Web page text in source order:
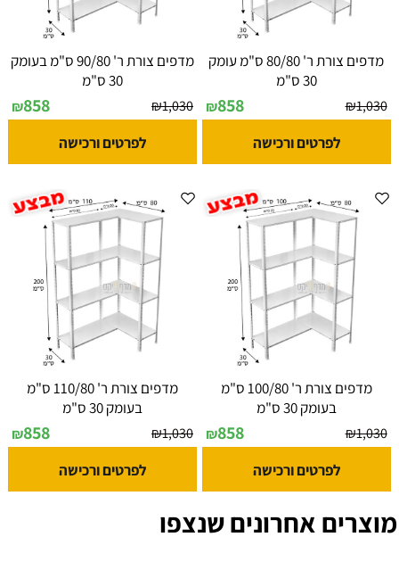
מדפים צורת ר' 80/80 ס"מ עומק
30 ס"מ
₪1,030
₪858
לפרטים ורכישה
מדפים צורת ר' 90/80 ס"מ בעומק
30 ס"מ
₪1,030
₪858
לפרטים ורכישה
מדפים צורת ר' 100/80 ס"מ
בעומק 30 ס"מ
₪1,030
₪858
לפרטים ורכישה
מדפים צורת ר' 110/80 ס"מ
בעומק 30 ס"מ
₪1,030
₪858
לפרטים ורכישה
מוצרים אחרונים שנצפו